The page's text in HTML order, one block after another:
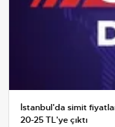
İstanbul'da simit
20-25 TL'ye çıktı